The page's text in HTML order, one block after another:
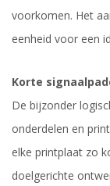
voorkomen. Het
eenheid voor een
Korte
De bijzonder
onderdelen en
elke printplaat zo
doelgerichte